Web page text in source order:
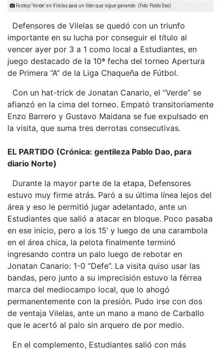
Festejo 'Verde' en Vilelas para un líder que sigue ganando. (Foto: Pablo Dao)
Defensores de Vilelas se quedó con un triunfo
importante en su lucha por conseguir el título al
vencer ayer por 3 a 1 como local a Estudiantes, en
juego destacado de la 10ª fecha del torneo Apertura
de Primera “A” de la Liga Chaqueña de Fútbol.
Con un hat-trick de Jonatan Canario, el “Verde” se
afianzó en la cima del torneo. Empató transitoriamente
Enzo Barrero y Gustavo Maidana se fue expulsado en
la visita, que suma tres derrotas consecutivas.
EL PARTIDO (Crónica: gentileza Pablo Dao, para
diario Norte)
Durante la mayor parte de la etapa, Defensores
estuvo muy firme atrás. Paró a su última línea lejos del
área y eso le permitió jugar adelantado, ante un
Estudiantes que salió a atacar en bloque. Poco pasaba
en ese inicio, pero a los 15’ y luego de una carambola
en el área chica, la pelota finalmente terminó
ingresando contra un palo luego de rebotar en
Jonatan Canario: 1-0 “Defe”. La visita quiso usar las
bandas, pero junto a su imprecisión estuvo la férrea
marca del mediocampo local, que lo ahogó
permanentemente con la presión. Pudo irse con dos
de ventaja Vilelas, ante un mano a mano de Carballo
que le acertó al palo sin arquero de por medio.
En el complemento, Estudiantes salió con más